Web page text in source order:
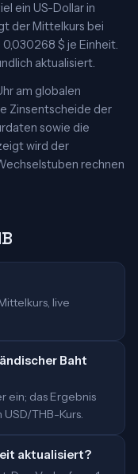
ein US-Dollar in
der Mittelkurs bei
$ je Einheit.
aktualisiert.
am globalen
Zinsentscheide der
sowie die
wird der
rechnen
live
Baht
ein; das Ergebnis
THB-Kurs.
aktualisiert?